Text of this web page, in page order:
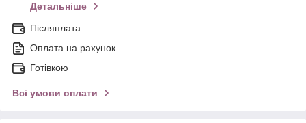
Детальніше
Післяплата
Оплата на рахунок
Готівкою
Всі умови оплати